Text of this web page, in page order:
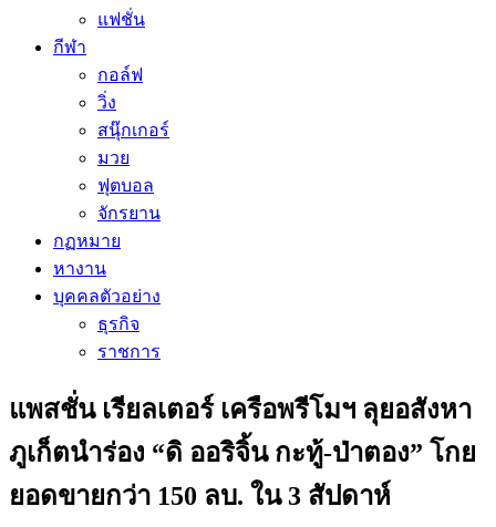
แฟชั่น
กีฬา
กอล์ฟ
วิ่ง
สนุ๊กเกอร์
มวย
ฟุตบอล
จักรยาน
กฏหมาย
หางาน
บุคคลตัวอย่าง
ธุรกิจ
ราชการ
แพสชั่น เรียลเตอร์ เครือพรีโมฯ ลุยอสังหา
ภูเก็ตนำร่อง “ดิ ออริจิ้น กะทู้-ป่าตอง” โกย
ยอดขายกว่า 150 ลบ. ใน 3 สัปดาห์